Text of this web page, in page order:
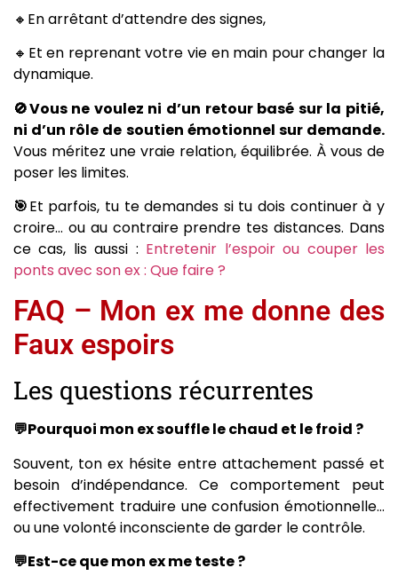
🔸En arrêtant d’attendre des signes,
🔸Et en reprenant votre vie en main pour changer la
dynamique.
🚫Vous ne voulez ni d’un retour basé sur la pitié,
ni d’un rôle de soutien émotionnel sur demande.
Vous méritez une vraie relation, équilibrée. À vous de
poser les limites.
🎯Et parfois, tu te demandes si tu dois continuer à y
croire… ou au contraire prendre tes distances. Dans
ce cas, lis aussi : Entretenir l’espoir ou couper les
ponts avec son ex : Que faire ?
FAQ – Mon ex me donne des
Faux espoirs
Les questions récurrentes
💬Pourquoi mon ex souffle le chaud et le froid ?
Souvent, ton ex hésite entre attachement passé et
besoin d’indépendance. Ce comportement peut
effectivement traduire une confusion émotionnelle…
ou une volonté inconsciente de garder le contrôle.
💬Est-ce que mon ex me teste ?